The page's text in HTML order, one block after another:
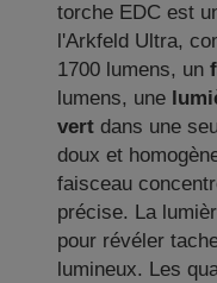
torche EDC est
l'Arkfeld Ultra,
1700 lumens, un
lumens, une
vert dans une
doux et
faisceau
précise. La
pour révéler
lumineux. Les